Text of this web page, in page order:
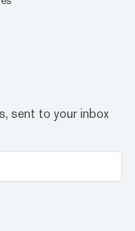
sent to your inbox